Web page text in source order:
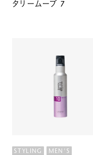
タリームーブ 7
STYLING MEN'S